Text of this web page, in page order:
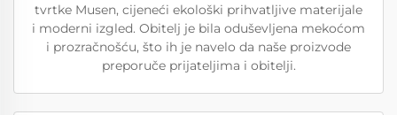
tvrtke Musen, cijeneći ekološki prihvatljive materijale
i moderni izgled. Obitelj je bila oduševljena mekoćom
i prozračnošću, što ih je navelo da naše proizvode
preporuče prijateljima i obitelji.